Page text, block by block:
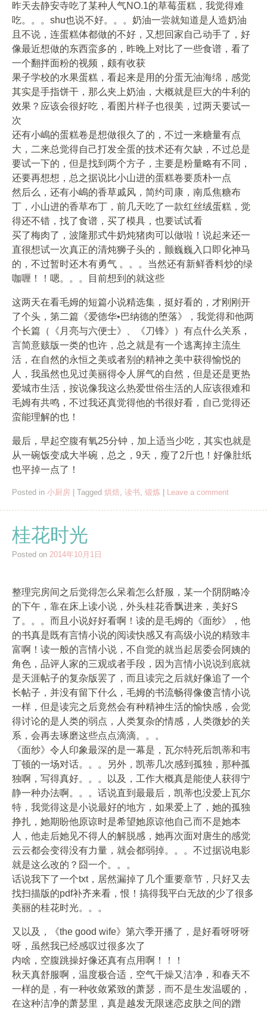
昨天去静安寺吃了某种人气NO.1的草莓蛋糕，我觉得难
吃。。。shu也说不好。。。奶油一尝就知道是人造奶油
且不说，连蛋糕体都做的不好，又想回家自己动手了，好
像最近想做的东西蛮多的，昨晚上对比了一些食谱，看了
一个翻拌面粉的视频，颇有收获
果子学校的水果蛋糕，看起来是用的分蛋无油海绵，感觉
其实是手指饼干，那么夹上奶油，大概就是巨大的牛利的
效果？应该会很好吃，看图片样子也很美，过两天要试一
次
还有小嶋的蛋糕卷是想做很久了的，不过一来糖量有点
大，二来总觉得自己打发全蛋的技术还有欠缺，不过总是
要试一下的，但是找到两个方子，主要是粉量略有不同，
还要再想想，总之据说比小山进的蛋糕卷要质朴一点
然后么，还有小嶋的香草戚风，简约司康，南瓜焦糖布
丁，小山进的香草布丁，前几天吃了一款红丝绒蛋糕，觉
得还不错，找了食谱，买了模具，也要试试看
买了梅肉了，波隆那式牛奶炖猪肉可以做啦！说起来还一
直很想试一次真正的清炖狮子头的，颤巍巍入口即化神马
的，不过暂时还木有勇气 。。。当然还有新鲜香料炒的绿
咖喱！！嗯。。。目前想到的就这些
这两天在看毛姆的短篇小说精选集，挺好看的，才刚刚开
了个头，第二篇《爱德华•巴纳德的堕落》，我觉得和他两
个长篇（《月亮与六便士》、《刀锋》）有点什么关系，
言简意赅版一类的也许，总之就是有一个逃离掉主流生
活，在自然的永恒之美或者别的精神之美中获得愉悦的
人，我虽然也见过美丽得令人屏气的自然，但是还是更热
爱城市生活，按说像我这么热爱世俗生活的人应该很难和
毛姆有共鸣，不过我还真觉得他的书很好看，自己觉得还
蛮能理解的也！
最后，早起空腹有氧25分钟，加上适当少吃，其实也就是
从一碗饭变成大半碗，总之，9天，瘦了2斤也！好像肚纸
也平掉一点了！
Posted in 小厨房 Tagged 烘焙, 读书, 锻炼 Leave a comment
桂花时光
Posted on 2014年10月1日
整理完房间之后觉得怎么呆着怎么舒服，某一个阴阴略冷
的下午，靠在床上读小说，外头桂花香飘进来，美好S
了。。。而且小说好好看啊！读的是毛姆的《面纱》，他
的书真是既有言情小说的阅读快感又有高级小说的精致丰
富啊！读一般的言情小说，不自觉的就当起居委会阿姨的
角色，品评人家的三观或者手段，因为言情小说说到底就
是天涯帖子的复杂版罢了，而且读完之后就好像追了一个
长帖子，并没有留下什么，毛姆的书流畅得像傻言情小说
一样，但是读完之后竟然会有种精神生活的愉快感，会觉
得讨论的是人类的弱点，人类复杂的情感，人类微妙的关
系，会再去琢磨这些点点滴滴。。。
《面纱》令人印象最深的是一幕是，瓦尔特死后凯蒂和韦
丁顿的一场对话。。。另外，凯蒂几次感到孤独，那种孤
独啊，写得真好。。。以及，工作大概真是能使人获得宁
静一种办法啊。。。话说直到最最后，凯蒂也没爱上瓦尔
特，我觉得这是小说最好的地方，如果爱上了，她的孤独
挣扎，她期盼他原谅时是希望她原谅他自己而不是她本
人，他走后她见不得人的解脱感，她再次面对唐生的感觉
云云都会变得没有力量，就会都弱掉。。。不过据说电影
就是这么改的？囧一个。。。
话说我下了一个txt，居然漏掉了几个重要章节，只好又去
找扫描版的pdf补齐来看，恨！搞得我平白无故的少了很多
美丽的桂花时光。。。
又以及，《the good wife》第六季开播了，是好看呀呀呀
呀，虽然我已经感叹过很多次了
内啥，空腹跳操好像还真有点用啊！！！
秋天真舒服啊，温度极合适，空气干燥又洁净，和春天不
一样的是，有一种收敛紧致的萧瑟，而不是生发温暖的，
在这种洁净的萧瑟里，真是越发无限迷恋皮肤之间的蹭